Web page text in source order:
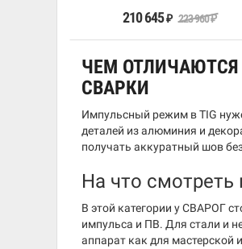
210 645 ₽ 223 960₽
ЧЕМ ОТЛИЧАЮТСЯ
СВАРКИ
Импульсный режим в TIG
деталей из алюминия и
получать аккуратный шов
На что
В этой категории у СВАРОГ
импульса и ПВ. Для стали и
аппарат как для мастерской